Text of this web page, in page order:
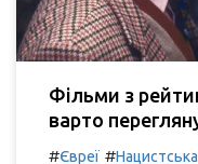
Фільми з
варто
#Євреї #Нацистська